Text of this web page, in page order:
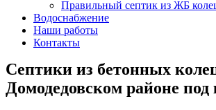
Правильный септик из ЖБ
Водоснабжение
Наши работы
Контакты
Септики из бетонных
Домодедовском районе